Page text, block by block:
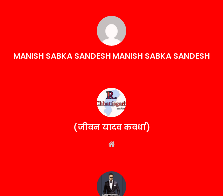
MANISH SABKA SANDESH MANISH SABKA SANDESH
(जीवन यादव कवर्धा)